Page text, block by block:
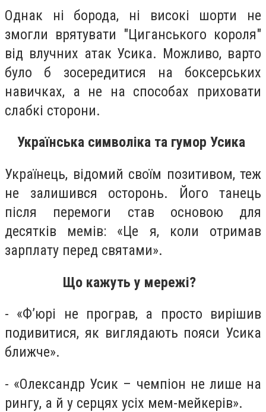
Однак ні борода, ні високі шорти не
змогли врятувати "Циганського короля"
від влучних атак Усика. Можливо, варто
було б зосередитися на боксерських
навичках, а не на способах приховати
слабкі сторони.
Українська символіка та гумор Усика
Українець, відомий своїм позитивом, теж
не залишився осторонь. Його танець
після перемоги став основою для
десятків мемів: «Це я, коли отримав
зарплату перед святами».
Що кажуть у мережі?
- «Ф’юрі не програв, а просто вирішив
подивитися, як виглядають пояси Усика
ближче».
- «Олександр Усик – чемпіон не лише на
рингу, а й у серцях усіх мем-мейкерів».